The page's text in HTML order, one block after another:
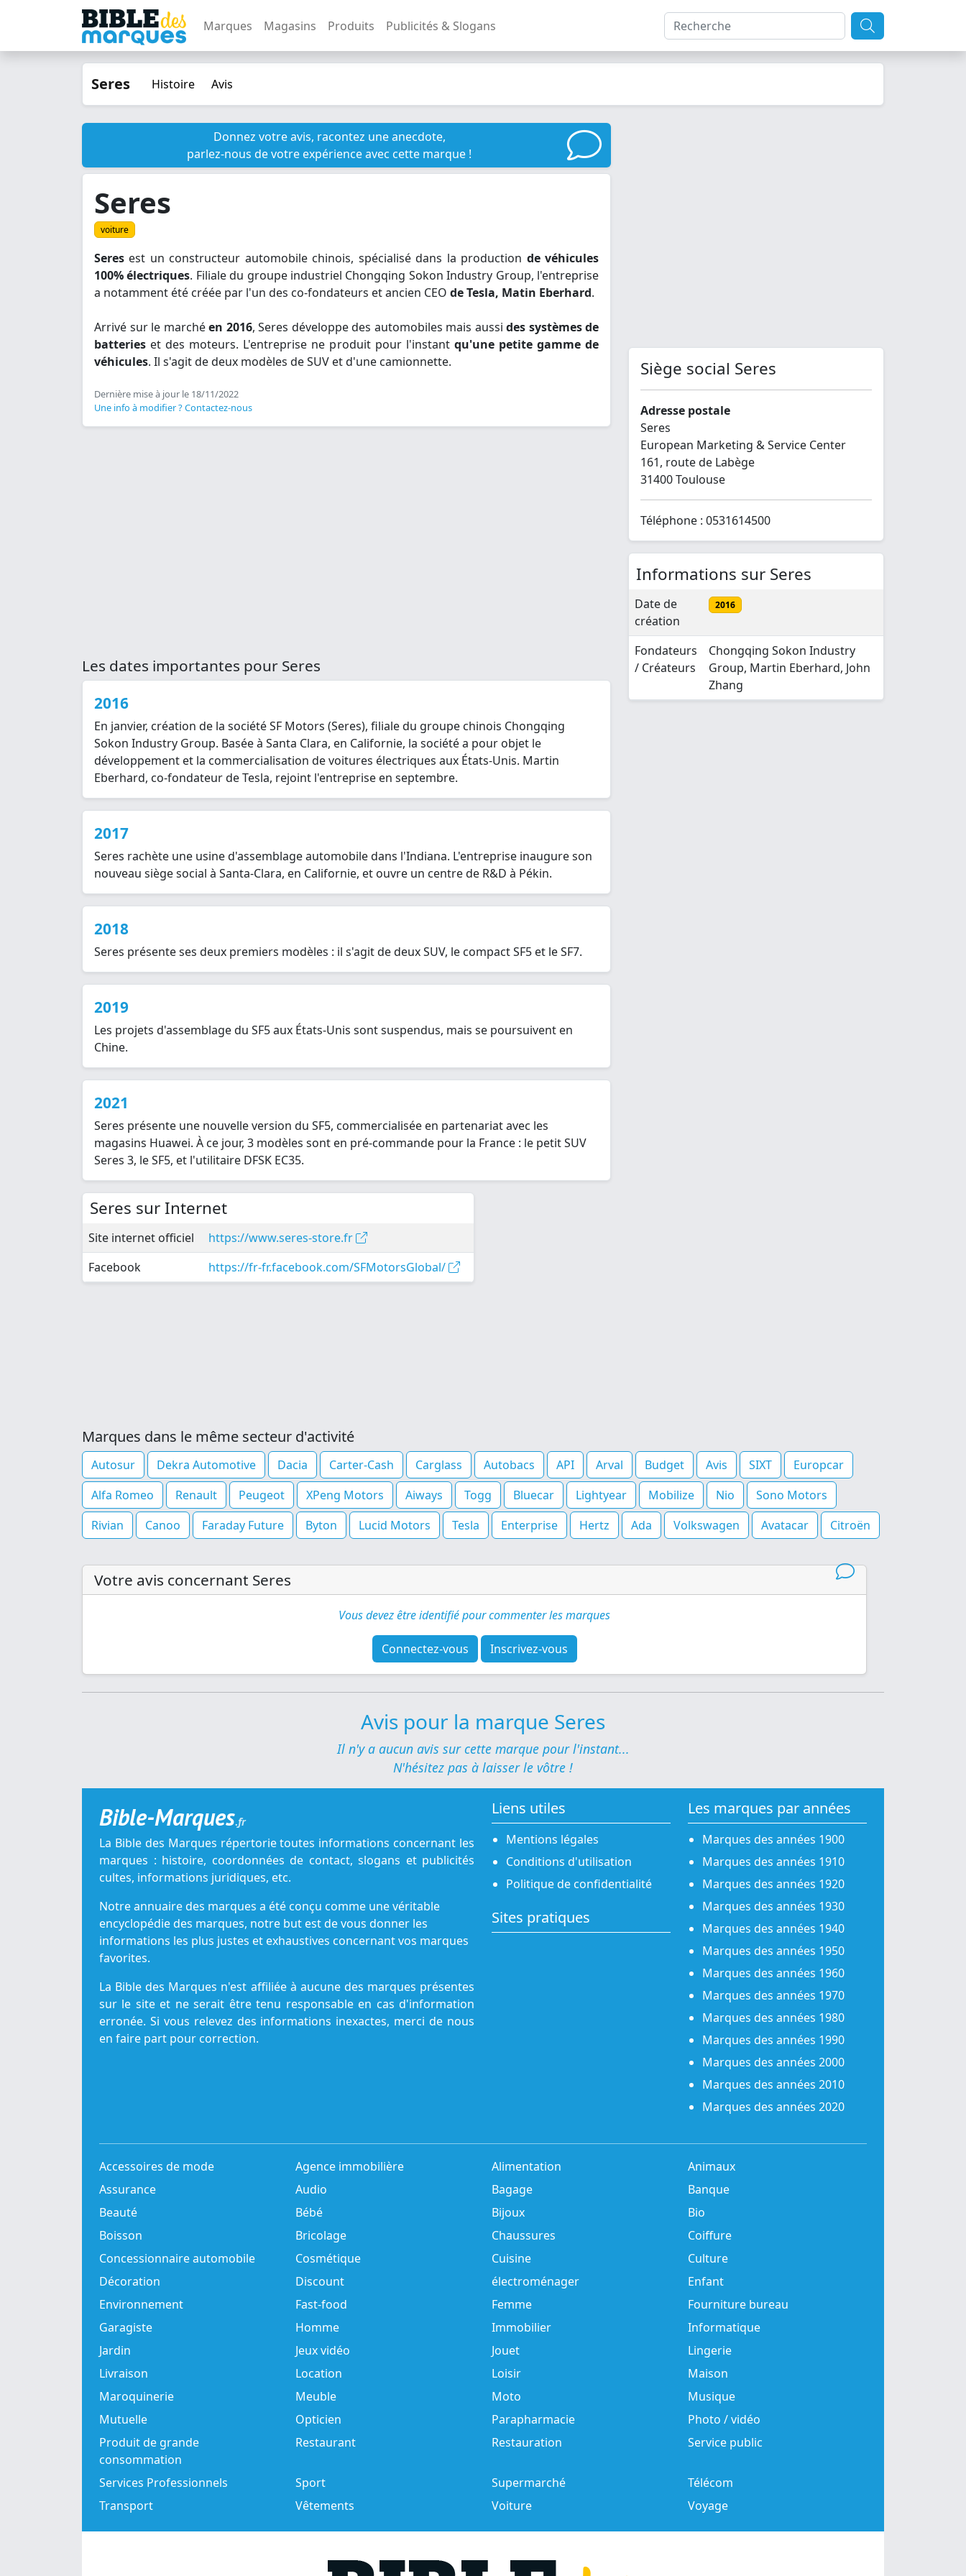
Marques Magasins Produits Publicités & Slogans
Seres Histoire Avis
Donnez votre avis, racontez une anecdote,
parlez-nous de votre expérience avec cette marque !
Seres
voiture
Seres est un constructeur automobile chinois, spécialisé dans la production de véhicules
100% électriques. Filiale du groupe industriel Chongqing Sokon Industry Group, l'entreprise
a notamment été créée par l'un des co-fondateurs et ancien CEO de Tesla, Matin Eberhard.
Arrivé sur le marchéen 2016, Seres développe des automobiles mais aussi des systèmes de
batteries et des moteurs. L'entreprise ne produit pour l'instant qu'une petite gamme de
véhicules. Il s'agit de deux modèles de SUV et d'une camionnette.
Dernière mise à jour le 18/11/2022
Une info à modifier ? Contactez-nous
Les dates importantes pour Seres
2016
En janvier, création de la société SF Motors (Seres), filiale du groupe chinois Chongqing
Sokon Industry Group. Basée à Santa Clara, en Californie, la société a pour objet le
développement et la commercialisation de voitures électriques aux États-Unis. Martin
Eberhard, co-fondateur de Tesla, rejoint l'entreprise en septembre.
2017
Seres rachète une usine d'assemblage automobile dans l'Indiana. L'entreprise inaugure son
nouveau siège social à Santa-Clara, en Californie, et ouvre un centre de R&D à Pékin.
2018
Seres présente ses deux premiers modèles : il s'agit de deux SUV, le compact SF5 et le SF7.
2019
Les projets d'assemblage du SF5 aux États-Unis sont suspendus, mais se poursuivent en
Chine.
2021
Seres présente une nouvelle version du SF5, commercialisée en partenariat avec les
magasins Huawei. À ce jour, 3 modèles sont en pré-commande pour la France : le petit SUV
Seres 3, le SF5, et l'utilitaire DFSK EC35.
Siège social Seres
Adresse postale
Seres
European Marketing & Service Center
161, route de Labège
31400 Toulouse
Téléphone : 0531614500
Informations sur Seres
Date de
création
2016
Fondateurs
/ Créateurs
Chongqing Sokon Industry
Group, Martin Eberhard, John
Zhang
Seres sur Internet
Site internet officiel
https://www.seres-store.fr
Facebook
https://fr-fr.facebook.com/SFMotorsGlobal/
Marques dans le même secteur d'activité
Autosur Dekra Automotive Dacia Carter-Cash Carglass Autobacs API Arval Budget Avis SIXT
Europcar
Alfa Romeo
Renault Peugeot XPeng Motors Aiways Togg Bluecar Lightyear Mobilize Nio
Sono Motors
Rivian
Canoo Faraday Future Byton Lucid Motors Tesla Enterprise Hertz Ada Volkswagen Avatacar Citroën
Votre avis concernant Seres
Vous devez être identifié pour commenter les marques
Connectez-vous Inscrivez-vous
Avis pour la marque Seres
Il n'y a aucun avis sur cette marque pour l'instant...
N'hésitez pas à laisser le vôtre !
Bible-Marques.fr
La Bible des Marques répertorie toutes informations concernant les
marques : histoire, coordonnées de contact, slogans et publicités
cultes, informations juridiques, etc.
Notre annuaire des marques a été conçu comme une véritable
encyclopédie des marques, notre but est de vous donner les
informations les plus justes et exhaustives concernant vos marques
favorites.
La Bible des Marques n'est affiliée à aucune des marques présentes
sur le site et ne serait être tenu responsable en cas d'information
erronée. Si vous relevez des informations inexactes, merci de nous
en faire part pour correction.
Liens utiles
Mentions légales
Conditions d'utilisation
Politique de confidentialité
Sites pratiques
Les marques par années
Marques des années 1900
Marques des années 1910
Marques des années 1920
Marques des années 1930
Marques des années 1940
Marques des années 1950
Marques des années 1960
Marques des années 1970
Marques des années 1980
Marques des années 1990
Marques des années 2000
Marques des années 2010
Marques des années 2020
Accessoires de mode Agence immobilière Alimentation
Animaux
Assurance
Audio Bagage
Banque
Beauté
Bébé Bijoux
Bio
Boisson
Bricolage Chaussures
Coiffure
Concessionnaire automobile
Cosmétique Cuisine
Culture
Décoration
Discount électroménager
Enfant
Environnement
Fast-food Femme
Fourniture bureau
Garagiste
Homme Immobilier
Informatique
Jardin
Jeux vidéo Jouet
Lingerie
Livraison
Location Loisir
Maison
Maroquinerie
Meuble Moto
Musique
Mutuelle
Opticien Parapharmacie
Photo / vidéo
Produit de grande
consommation
Restaurant Restauration Service public
Services Professionnels Sport Supermarché
Télécom
Transport
Vêtements Voiture Voyage